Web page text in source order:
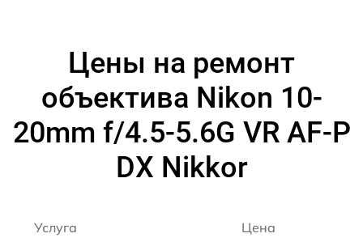
Цены на ремонт
объектива Nikon 10-
20mm f/4.5-5.6G VR AF-P
DX Nikkor
Услуга Цена